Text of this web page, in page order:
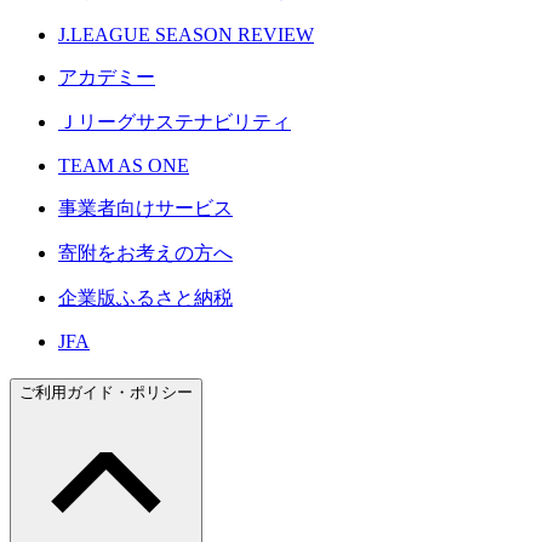
J.LEAGUE SEASON REVIEW
アカデミー
Ｊリーグサステナビリティ
TEAM AS ONE
事業者向けサービス
寄附をお考えの方へ
企業版ふるさと納税
JFA
ご利用ガイド・ポリシー